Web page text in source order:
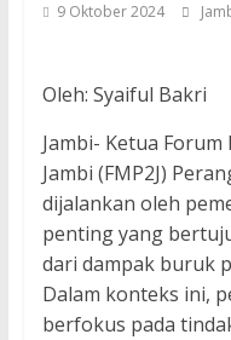
9 Oktober 2024
Oleh: Syaiful Bakri
Jambi- Ketua
Jambi (FMP2J)
dijalankan oleh
penting yang
dari dampak buruk
Dalam konteks ini,
berfokus pada